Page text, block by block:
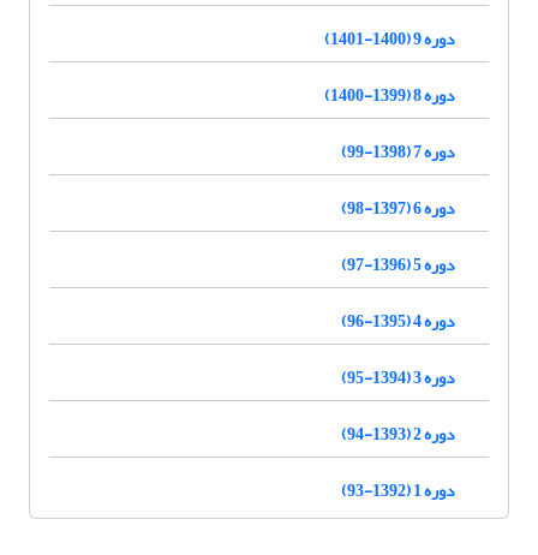
دوره 9 (1400-1401)
دوره 8 (1399-1400)
دوره 7 (1398-99)
دوره 6 (1397-98)
دوره 5 (1396-97)
دوره 4 (1395-96)
دوره 3 (1394-95)
دوره 2 (1393-94)
دوره 1 (1392-93)